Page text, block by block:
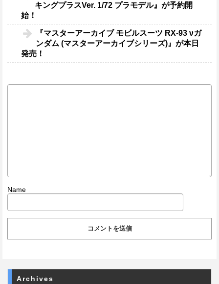
キングプラスVer. 1/72 プラモデル』が予約開
始！
『マスターアーカイブ モビルスーツ RX-93 νガ
ンダム (マスターアーカイブシリーズ)』が本日
発売！
Name
Archives